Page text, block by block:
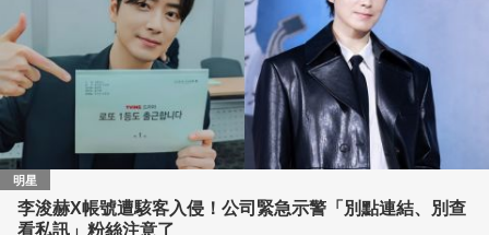
明星
李浚赫X帳號遭駭客入侵！公司緊急示警「別點連結、別查
看私訊」粉絲注意了